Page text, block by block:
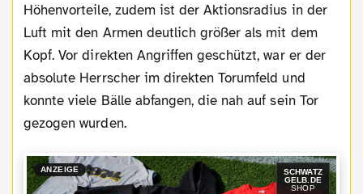
Höhenvorteile, zudem ist der Aktionsradius in der
Luft mit den Armen deutlich größer als mit dem
Kopf. Vor direkten Angriffen geschützt, war er der
absolute Herrscher im direkten Torumfeld und
konnte viele Bälle abfangen, die nah auf sein Tor
gezogen wurden.
ANZEIGE
SCHWATZ
GELB.DE
SHOP